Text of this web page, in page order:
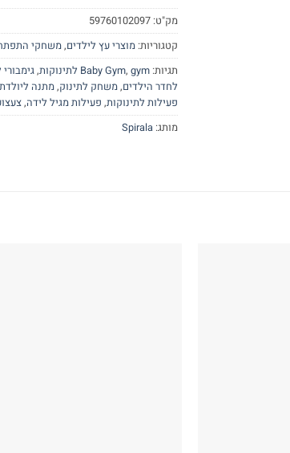
מק"ט: 59760102097
קטגוריות: מוצרי עץ לילדים,משחקי
תגיות:
Baby Gym, gym לתינוקות ,גימבורי
לחדר הילדים,משחק לתינוק,מתנה ליולדת
פעילות לתינוקות, פעילות מגיל לידה,
מותג: Spirala